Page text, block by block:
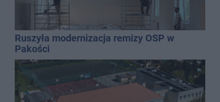
Ruszyła modernizacja remizy OSP w
Pakości